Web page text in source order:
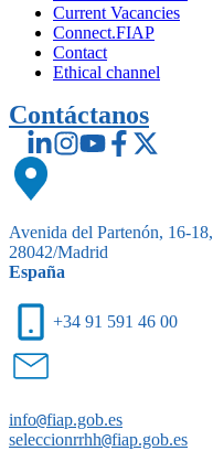
Current Vacancies
Connect.FIAP
Contact
Ethical channel
Contáctanos
Avenida del Partenón, 16-18,
28042/Madrid
España
+34 91 591 46 00
info@fiap.gob.es
seleccionrrhh@fiap.gob.es